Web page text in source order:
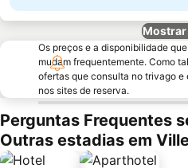
Mostrar
Os preços e a disponibilidade
mudam frequentemente. Como
ofertas que consulta no trivago
nos sites de reserva.
Perguntas Frequentes
Outras estadias em